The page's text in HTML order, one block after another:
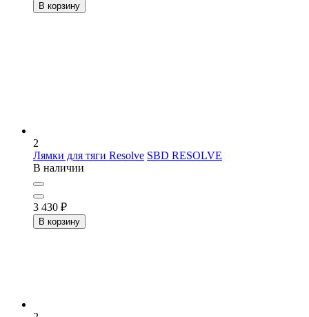
В корзину
2
Лямки для тяги Resolve SBD RESOLVE
В наличии
3 430 ₽
В корзину